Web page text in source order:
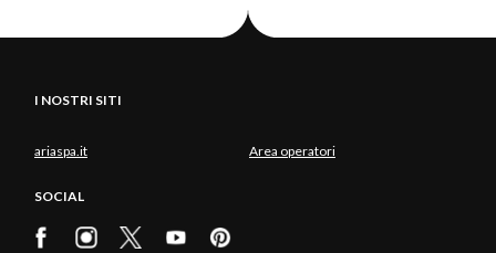
I NOSTRI SITI
ariaspa.it Area operatori
SOCIAL